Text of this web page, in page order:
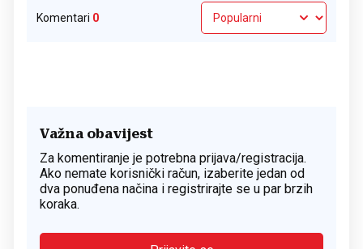
Komentari 0
Važna obavijest
Za komentiranje je potrebna prijava/registracija.
Ako nemate korisnički račun, izaberite jedan od
dva ponuđena načina i registrirajte se u par brzih
koraka.